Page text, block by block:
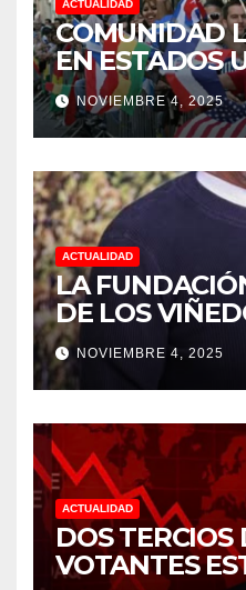
ACTUALIDAD
COMUNIDAD
EN ESTADOS
NOVIEMBRE 4, 2025
ACTUALIDAD
LA
DE LOS
SONOMA
CUATRO “
MES” POR SU
DEDICACIÓN
VIÑEDOS
NOVIEMBRE 4, 2025
ACTUALIDAD
DOS TERCIOS
VOTANTES